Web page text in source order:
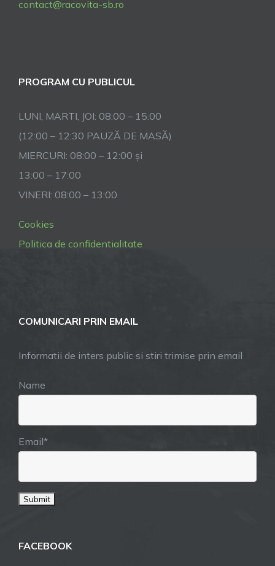
contact@racovita-sb.ro
PROGRAM CU PUBLICUL
LUNI, MARTI, JOI: 08:00 – 15:00
(12:00 – 12:30 PAUZĂ DE MASĂ)
MIERCURI: 08:00 – 12:00 și
13:00 – 17:00
VINERI: 08:00 – 13:00
Cookies
Politica de confidentialitate
COMUNICARI PRIN EMAIL
Informatii de inters public si stiri trimise prin email
Name
Email*
FACEBOOK